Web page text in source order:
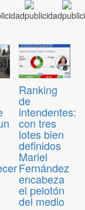
Ranking
de
intendentes:
con tres
lotes bien
definidos
Mariel
Fernández
encabeza
el pelotón
del medio